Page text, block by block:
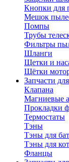
Кнопки для
Мешок
Помпы
Трубы
Фильтры
Шланги
Щетки и
Щётки
Запчасти
Клапана
Магниевые
Прокладки
Термостаты
Тэны
Тэны для
Тэны для
Фланцы